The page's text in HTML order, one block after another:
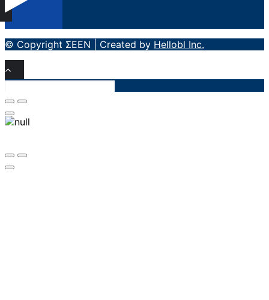
© Copyright ΣΕΕΝ | Created by Hellobl Inc.